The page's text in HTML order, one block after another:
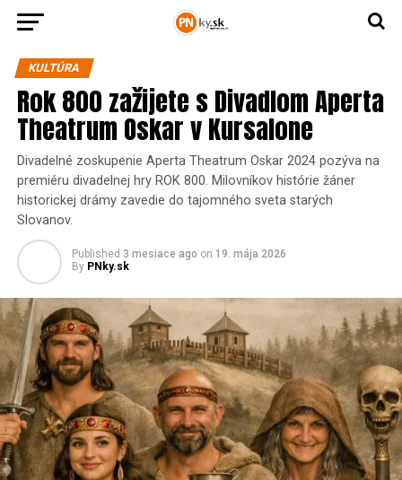
KULTÚRA
Rok 800 zažijete s Divadlom Aperta
Theatrum Oskar v Kursalone
Divadelné zoskupenie Aperta Theatrum Oskar 2024 pozýva na
premiéru divadelnej hry ROK 800. Milovníkov histórie žáner
historickej drámy zavedie do tajomného sveta starých
Slovanov.
Published 3 mesiace ago on 19. mája 2026
By PNky.sk